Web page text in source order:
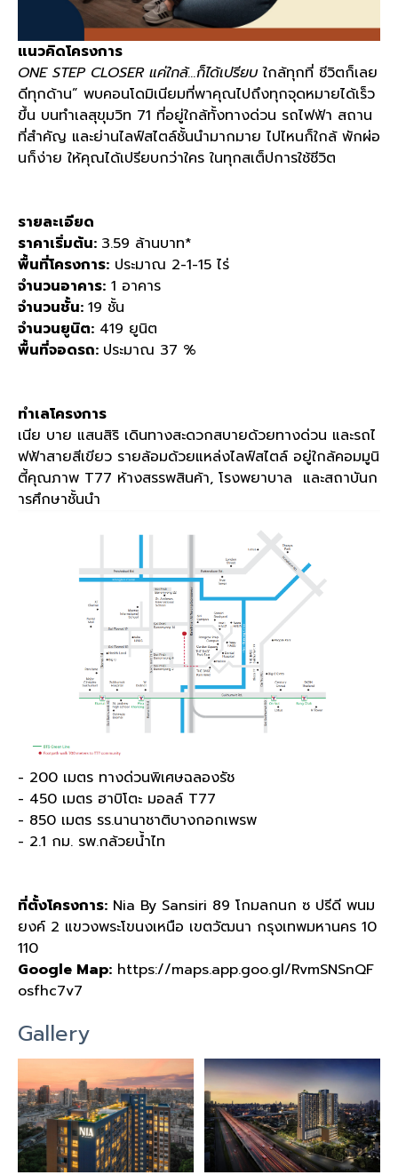
แนวคิดโครงการ
ONE STEP CLOSER แค่ใกล้...ก็ได้เปรียบใกล้ทุกที่ ชีวิตก็เลย
ดีทุกด้าน” พบคอนโดมิเนียมที่พาคุณไปถึงทุกจุดหมายได้เร็ว
ขึ้น บนทำเลสุขุมวิท 71 ที่อยู่ใกล้ทั้งทางด่วน รถไฟฟ้า สถาน
ที่สำคัญ และย่านไลฟ์สไตล์ชั้นนำมากมาย ไปไหนก็ใกล้ พักผ่อ
นก็ง่าย ให้คุณได้เปรียบกว่าใคร ในทุกสเต็ปการใช้ชีวิต
รายละเอียด
ราคาเริ่มต้น: 3.59 ล้านบาท*
พื้นที่โครงการ: ประมาณ 2-1-15 ไร่
จำนวนอาคาร: 1 อาคาร
จำนวนชั้น: 19 ชั้น
จำนวนยูนิต: 419 ยูนิต
พื้นที่จอดรถ: ประมาณ 37 %
ทำเลโครงการ
เนีย บาย แสนสิริ เดินทางสะดวกสบายด้วยทางด่วน และรถไ
ฟฟ้าสายสีเขียว รายล้อมด้วยแหล่งไลฟ์สไตล์ อยู่ใกล้คอมมูนิ
ตี้คุณภาพ T77 ห้างสรรพสินค้า, โรงพยาบาล และสถาบันก
ารศึกษาชั้นนำ
- 200 เมตร ทางด่วนพิเศษฉลองรัช
- 450 เมตร ฮาบิโตะ มอลล์ T77
- 850 เมตร รร.นานาชาติบางกอกเพรพ
- 2.1 กม. รพ.กล้วยน้ำไท
ที่ตั้งโครงการ: Nia By Sansiri 89 โกมลกนก ซ ปรีดี พนม
ยงค์ 2 แขวงพระโขนงเหนือ เขตวัฒนา กรุงเทพมหานคร 10
110
Google Map: https://maps.app.goo.gl/RvmSNSnQF
osfhc7v7
Gallery